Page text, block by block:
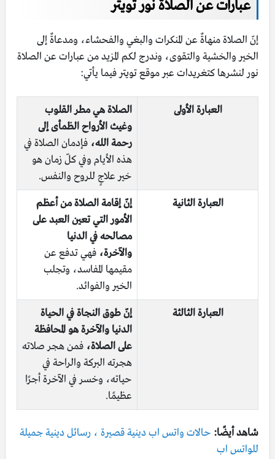
عبارات عن الصلاة نور تويتر
إنّ الصلاة منهاةٌ عن المنكرات والبغي والفحشاء، ومدعاةٌ إلى
الخير والخشية والتقوى، وندرج لكم المزيد من عبارات عن الصلاة
نور لنشرها كتغريدات عبر موقع تويتر فيما يأتي:
العبارة الأولى
الصلاة هي مطر القلوب
وغيث الأرواح الظمأى إلى
رحمة الله، فإدمان الصلاة في
هذه الأيام وفي كلّ زمان هو
خير علاجٍ للروح والنفس.
العبارة الثانية
إنّ إقامة الصلاة من أعظم
الأمور التي تعين العبد على
مصالحه في الدنيا
والآخرة، فهي تدفع عن
مقيمها المفاسد، وتجلب
الخير والفوائد.
العبارة الثالثة
إنّ طوق النجاة في الحياة
الدنيا والآخرة هو المحافظة
على الصلاة، فمن هجر صلاته
هجرته البركة والراحة في
حياته، وخسر في الآخرة أجرًا
عظيمًا.
شاهد أيضًا: حالات واتس اب دينية قصيرة ، رسائل دينية جميلة
للواتس اب